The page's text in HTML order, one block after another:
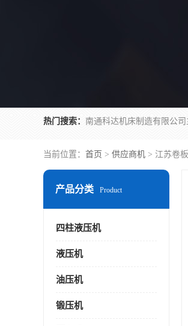
热门搜索：
当前位置： 首页 > 供应商机 > 江苏卷
产品分类 Product
四柱液压机
液压机
油压机
锻压机